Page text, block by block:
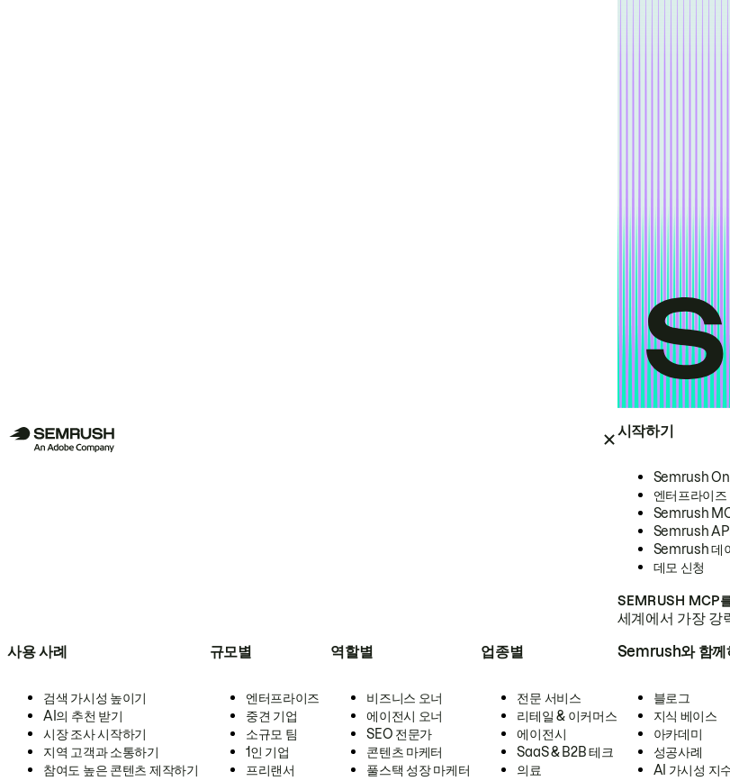
시작하기
Semrush
엔터프라이즈
Semrush
Semrush API
Semrush 데
데모 신청
SEMRUSH MCP
세계에서 가장 강
사용 사례
검색 가시성 높이기
AI의 추천 받기
시장 조사 시작하기
지역 고객과 소통하기
참여도 높은 콘텐츠 제작하기
규모별
엔터프라이즈
중견 기업
소규모 팀
1인 기업
프리랜서
역할별
비즈니스 오너
에이전시 오너
SEO 전문가
콘텐츠 마케터
풀스택 성장 마케터
업종별
전문 서비스
리테일 & 이커머스
에이전시
SaaS & B2B 테크
의료
Semrush와 함께
블로그
지식 베이스
아카데미
성공사례
AI 가시성 지